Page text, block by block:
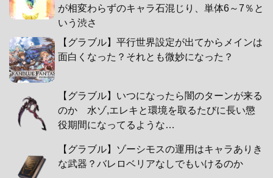
が相変わらずのキャラ石混じり、単体6～7％と
いう渋さ
【グラブル】平行世界設定が出てからメインは
面白くなった？それとも微妙になった？
【グラブル】いつになったら闇のターンが来る
のか 水ゾ,エレキと環境を取るたびに長い懲
役期間になってるような…
【グラブル】ゾーシモスの運用はキャラありき
な武器？バレロベリアなしでもいけるのか